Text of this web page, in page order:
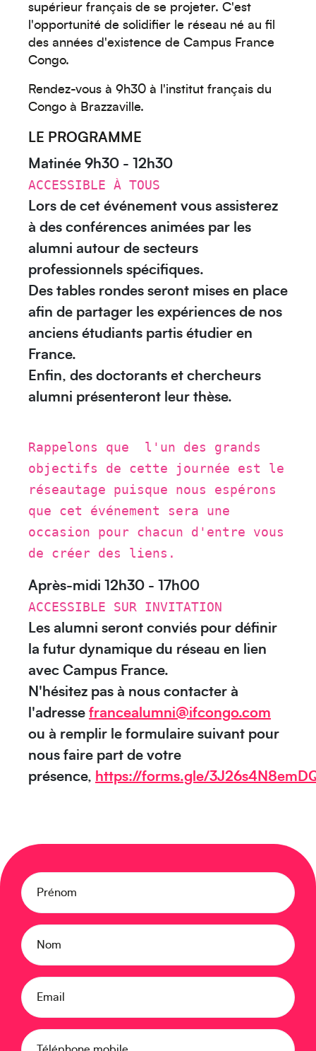
supérieur français de se projeter. C'est
l'opportunité de solidifier le réseau né au fil
des années d'existence de Campus France
Congo.
Rendez-vous à 9h30 à l'institut français du
Congo à Brazzaville.
LE PROGRAMME
Matinée 9h30 - 12h30
ACCESSIBLE À TOUS
Lors de cet événement vous assisterez
à des conférences animées par les
alumni autour de secteurs
professionnels spécifiques.
Des tables rondes seront mises en place
afin de partager les expériences de nos
anciens étudiants partis étudier en
France.
Enfin, des doctorants et chercheurs
alumni présenteront leur thèse.
Rappelons que l'un des grands
objectifs de cette journée est le
réseautage puisque nous espérons
que cet événement sera une
occasion pour chacun d'entre vous
de créer des liens.
Après-midi 12h30 - 17h00
ACCESSIBLE SUR INVITATION
Les alumni seront conviés pour définir
la futur dynamique du réseau en lien
avec Campus France.
N'hésitez pas à nous contacter à
l'adresse francealumni@ifcongo.com
ou à remplir le formulaire suivant pour
nous faire part de votre
présence, https://forms.gle/
Prénom
Nom
Email
Caraïbes
Europe
Moyen-Orient
Océanie
Créez votre événement